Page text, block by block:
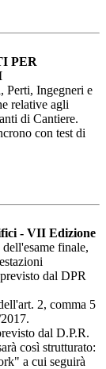
PER
Perti, Ingegneri e
relative agli
di Cantiere.
con test di
- VII Edizione
finale,
dal DPR
2, comma 5
dal D.P.R.
così strutturato:
a cui seguirà